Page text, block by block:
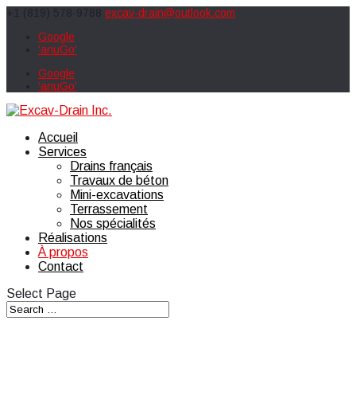
excav-drain@outlook.com
Google
‘anuGo’
Google
‘anuGo’
Accueil
Services
Drains français
Travaux de béton
Mini-excavations
Terrassement
Nos spécialités
Réalisations
À propos
Contact
Select Page